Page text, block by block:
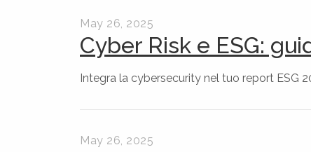
May 26, 2025
Cyber Risk e ESG:
Integra la cybersecurity nel tuo report ESG
May 26, 2025